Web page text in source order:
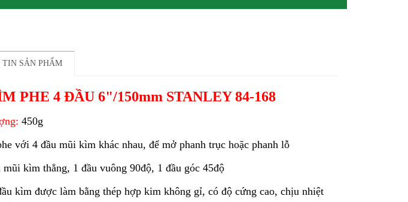
TIN SẢN PHẨM
PHE 4 ĐẦU 6"/150mm STANLEY 84-168
450g
với 4 đầu mũi kìm khác nhau, để mở phanh trục hoặc phanh lỗ
mũi kìm thẳng, 1 đầu vuông 90độ, 1 đầu góc 45độ
kìm được làm bằng thép hợp kim không gỉ, có độ cứng cao, chịu nhiệt